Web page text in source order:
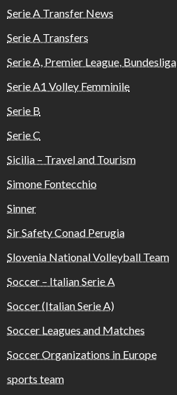
Serie A Transfer News
Serie A Transfers
Serie A, Premier League, Bundesliga
Serie A1 Volley Femminile
Serie B
Serie C
Sicilia – Travel and Tourism
Simone Fontecchio
Sinner
Sir Safety Conad Perugia
Slovenia National Volleyball Team
Soccer – Italian Serie A
Soccer (Italian Serie A)
Soccer Leagues and Matches
Soccer Organizations in Europe
sports team